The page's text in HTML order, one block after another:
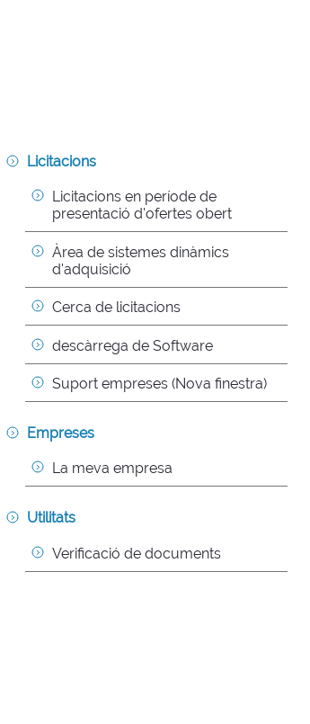
Licitacions
Licitacions en període de
presentació d'ofertes obert
Àrea de sistemes dinàmics
d'adquisició
Cerca de licitacions
descàrrega de Software
Suport empreses (Nova finestra)
Empreses
La meva empresa
Utilitats
Verificació de documents